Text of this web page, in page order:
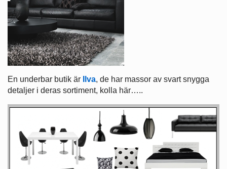
En underbar butik är Ilva, de har massor av svart snygga
detaljer i deras sortiment, kolla här…..